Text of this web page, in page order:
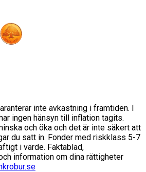
inte avkastning i framtiden. I
ingen hänsyn till inflation tagits.
och öka och det är inte säkert att
du satt in. Fonder med riskklass 5-7
i värde. Faktablad,
information om dina rättigheter